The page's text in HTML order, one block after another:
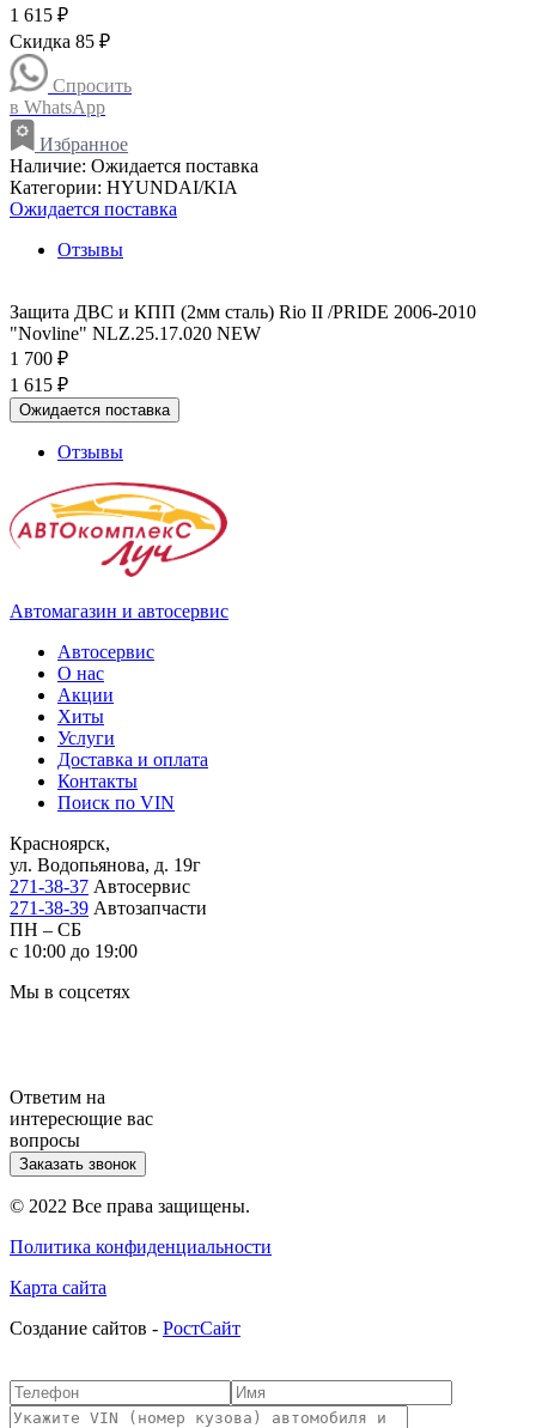
1 615 ₽
Скидка 85 ₽
Спросить
в WhatsApp
Избранное
Наличие: Ожидается поставка
Категории: HYUNDAI/KIA
Ожидается поставка
Отзывы
Защита ДВС и КПП (2мм сталь) Rio II /PRIDE 2006-2010
"Novline" NLZ.25.17.020 NEW
1 700 ₽
1 615 ₽
Ожидается поставка
Отзывы
Автомагазин и автосервис
Автосервис
О нас
Акции
Хиты
Услуги
Доставка и оплата
Контакты
Поиск по VIN
Красноярск,
ул. Водопьянова, д. 19г
271-38-37 Автосервис
271-38-39 Автозапчасти
ПН – СБ
с 10:00 до 19:00
Мы в соцсетях
Ответим на
интересющие вас
вопросы
Заказать звонок
© 2022 Все права защищены.
Политика конфиденциальности
Карта сайта
Cоздание сайтов - РостСайт